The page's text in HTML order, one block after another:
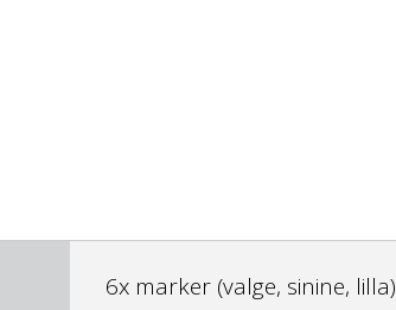
6x marker (valge, sinine, lilla)